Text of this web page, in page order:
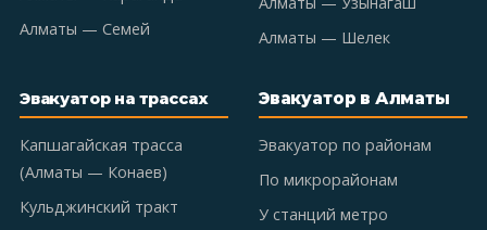
Алматы — Семей
Алматы — Шелек
Эвакуатор на трассах
Капшагайская трасса
(Алматы — Конаев)
Кульджинский тракт
Эвакуатор в Алматы
Эвакуатор по районам
По микрорайонам
У станций метро